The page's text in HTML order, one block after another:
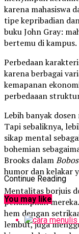
karena mahasiswa
tipe kepribadian
buku John Gray:
bertemu di kampus.
Perbedaan
karena berbagai
kemapanan
perbedaaan
Lebih banyak
Tapi sebaliknya,
sikap mental
bohemian
Brooks dalam
humor dan kelakar
Mentalitas borjuis
penampilan
hem dengan
lembut, juga
Continue Reading
You may like